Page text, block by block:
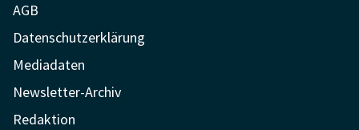
AGB
Datenschutzerklärung
Mediadaten
Newsletter-Archiv
Redaktion